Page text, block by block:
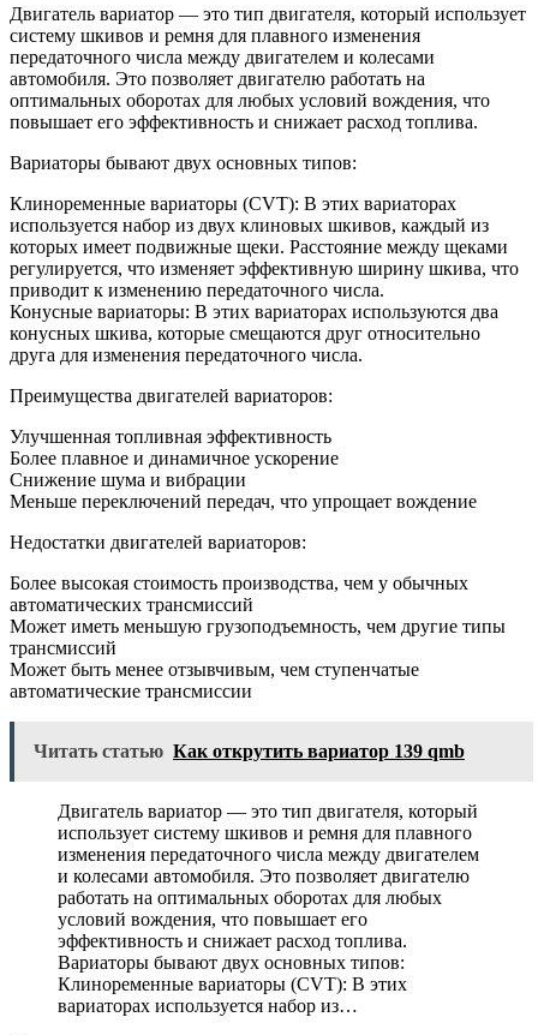
Двигатель вариатор — это тип двигателя, который использует
систему шкивов и ремня для плавного изменения
передаточного числа между двигателем и колесами
автомобиля. Это позволяет двигателю работать на
оптимальных оборотах для любых условий вождения, что
повышает его эффективность и снижает расход топлива.
Вариаторы бывают двух основных типов:
Клиноременные вариаторы (CVT): В этих вариаторах
используется набор из двух клиновых шкивов, каждый из
которых имеет подвижные щеки. Расстояние между щеками
регулируется, что изменяет эффективную ширину шкива, что
приводит к изменению передаточного числа.
Конусные вариаторы: В этих вариаторах используются два
конусных шкива, которые смещаются друг относительно
друга для изменения передаточного числа.
Преимущества двигателей вариаторов:
Улучшенная топливная эффективность
Более плавное и динамичное ускорение
Снижение шума и вибрации
Меньше переключений передач, что упрощает вождение
Недостатки двигателей вариаторов:
Более высокая стоимость производства, чем у обычных
автоматических трансмиссий
Может иметь меньшую грузоподъемность, чем другие типы
трансмиссий
Может быть менее отзывчивым, чем ступенчатые
автоматические трансмиссии
Читать статью Как открутить вариатор 139 qmb
Двигатель вариатор — это тип двигателя, который
использует систему шкивов и ремня для плавного
изменения передаточного числа между двигателем
и колесами автомобиля. Это позволяет двигателю
работать на оптимальных оборотах для любых
условий вождения, что повышает его
эффективность и снижает расход топлива.
Вариаторы бывают двух основных типов:
Клиноременные вариаторы (CVT): В этих
вариаторах используется набор из…